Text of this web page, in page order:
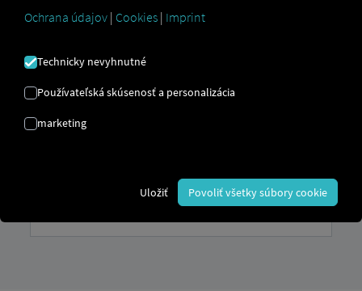
vašich vozidiel RIO pripojiť sa.
Ochrana údajov | Cookies | Imprint
Technicky nevyhnutné
Používateľská skúsenosť a personalizácia
marketing
Uložiť Povoliť všetky súbory cookie